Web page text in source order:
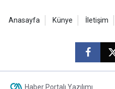
Anasayfa Künye İletişim
Haber Portalı Yazılımı